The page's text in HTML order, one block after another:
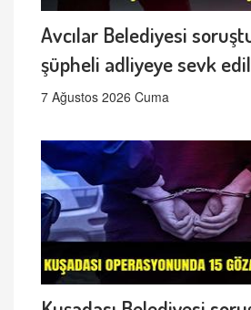
Avcılar Belediyesi
şüpheli adliyeye sevk
7 Ağustos 2026 Cuma